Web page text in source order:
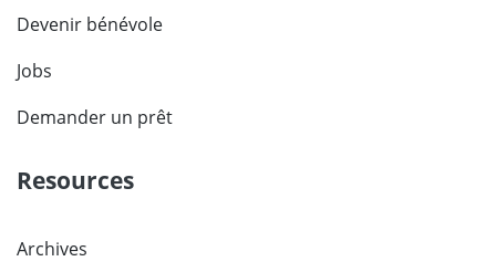
Devenir bénévole
Jobs
Demander un prêt
Resources
Archives